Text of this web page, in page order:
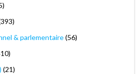
& parlementaire(56)
(21)